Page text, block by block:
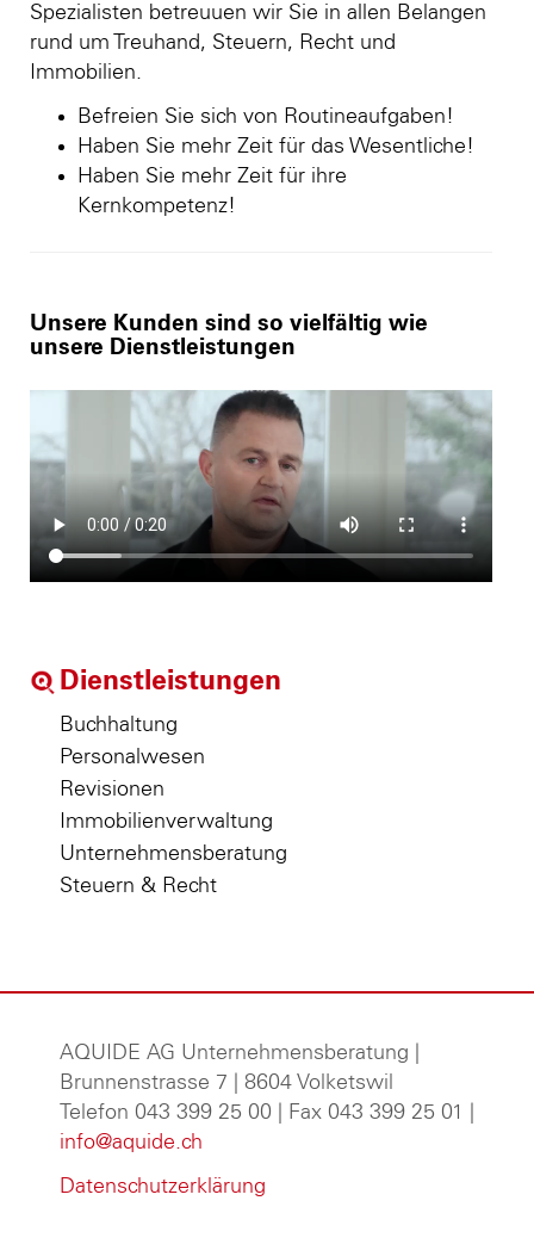
Spezialisten betreuuen wir Sie in allen Belangen
rund um Treuhand, Steuern, Recht und
Immobilien.
Befreien Sie sich von Routineaufgaben!
Haben Sie mehr Zeit für das Wesentliche!
Haben Sie mehr Zeit für ihre
Kernkompetenz!
Unsere Kunden sind so vielfältig wie
unsere Dienstleistungen
Dienstleistungen
Buchhaltung
Personalwesen
Revisionen
Immobilienverwaltung
Unternehmensberatung
Steuern & Recht
AQUIDE AG Unternehmensberatung
Brunnenstrasse 7 | 8604 Volketswil
Telefon 043 399 25 00 | Fax 043 399 25 01 |
info@aquide.ch
Datenschutzerklärung